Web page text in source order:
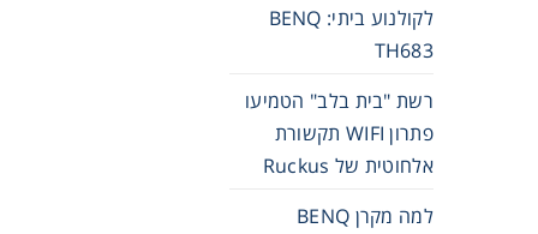
לקולנוע ביתי: BENQ
TH683
רשת "בית בלב" הטמיעו
פתרון WIFI תקשורת
אלחוטית של Ruckus
למה מקרן BENQ